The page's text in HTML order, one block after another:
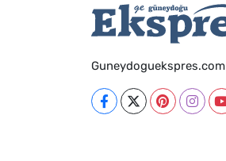
Guneydoguekspres.com